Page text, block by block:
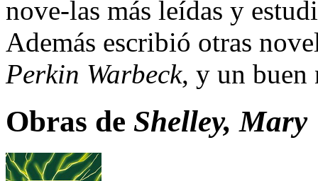
nove-las más leídas y
Además escribió otras
Perkin Warbeck, y un buen
Obras de Shelley, Mary